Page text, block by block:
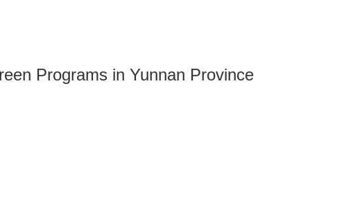
Programs in Yunnan Province